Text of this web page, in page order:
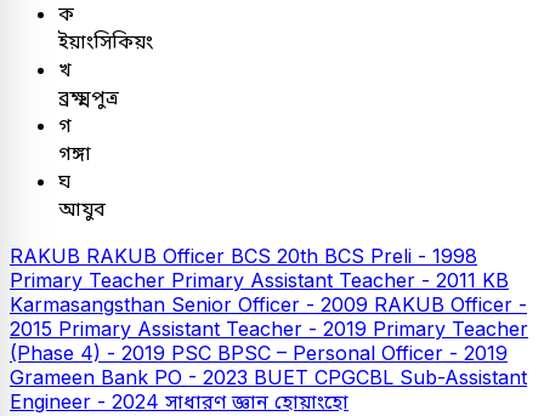
ক
ইয়াংসিকিয়ং
খ
ব্রক্ষ্মপুত্র
গ
গঙ্গা
ঘ
আযুব
RAKUB RAKUB Officer BCS 20th BCS Preli - 1998
Primary Teacher Primary Assistant Teacher - 2011 KB
Karmasangsthan Senior Officer - 2009 RAKUB Officer -
2015 Primary Assistant Teacher - 2019 Primary Teacher
(Phase 4) - 2019 PSC BPSC – Personal Officer - 2019
Grameen Bank PO - 2023 BUET CPGCBL Sub-Assistant
Engineer - 2024 সাধারণ জ্ঞান হোয়াংহো